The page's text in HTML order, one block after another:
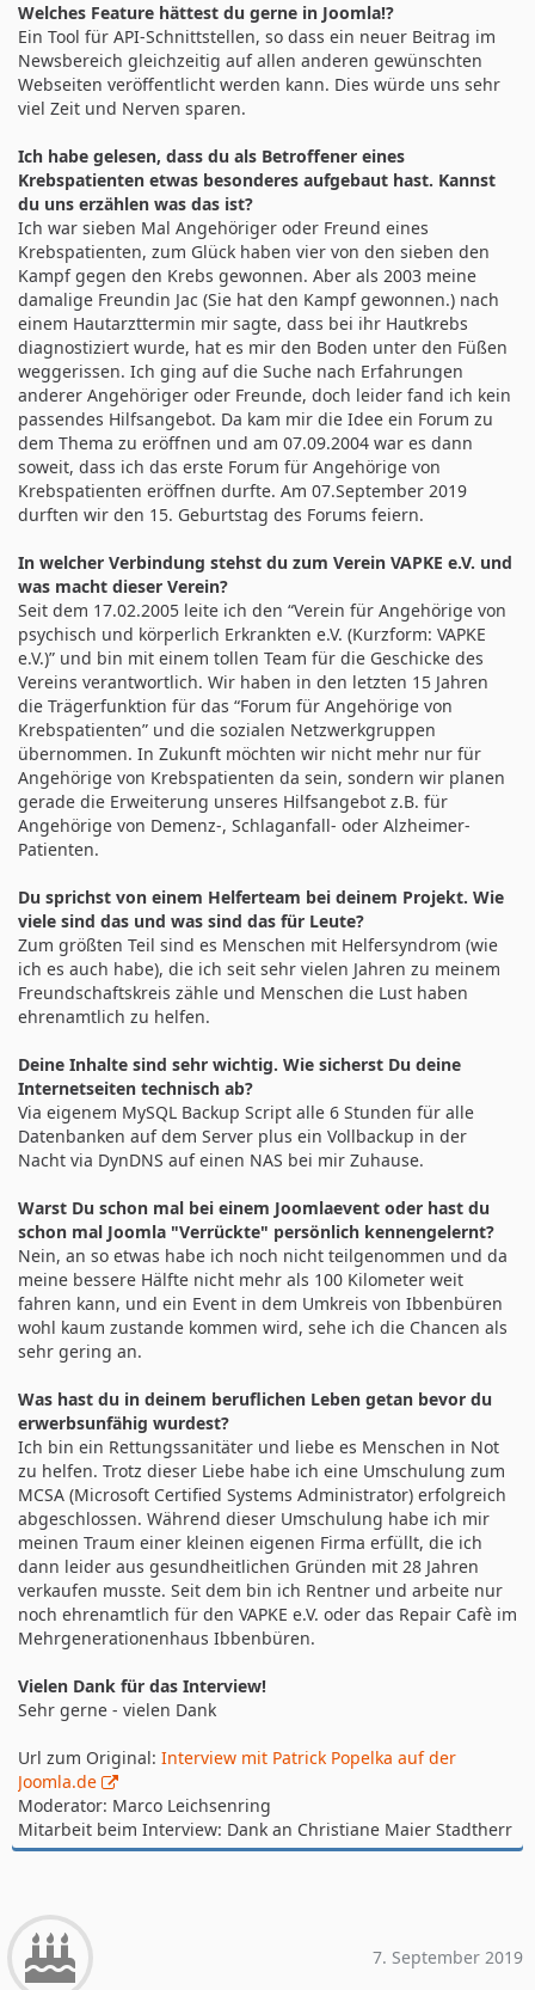
Welches Feature hättest du gerne in Joomla!?
Ein Tool für API-Schnittstellen, so dass ein neuer Beitrag im
Newsbereich gleichzeitig auf allen anderen gewünschten
Webseiten veröffentlicht werden kann. Dies würde uns sehr
viel Zeit und Nerven sparen.
Ich habe gelesen, dass du als Betroffener eines
Krebspatienten etwas besonderes aufgebaut hast. Kannst
du uns erzählen was das ist?
Ich war sieben Mal Angehöriger oder Freund eines
Krebspatienten, zum Glück haben vier von den sieben den
Kampf gegen den Krebs gewonnen. Aber als 2003 meine
damalige Freundin Jac (Sie hat den Kampf gewonnen.) nach
einem Hautarzttermin mir sagte, dass bei ihr Hautkrebs
diagnostiziert wurde, hat es mir den Boden unter den Füßen
weggerissen. Ich ging auf die Suche nach Erfahrungen
anderer Angehöriger oder Freunde, doch leider fand ich kein
passendes Hilfsangebot. Da kam mir die Idee ein Forum zu
dem Thema zu eröffnen und am 07.09.2004 war es dann
soweit, dass ich das erste Forum für Angehörige von
Krebspatienten eröffnen durfte. Am 07.September 2019
durften wir den 15. Geburtstag des Forums feiern.
In welcher Verbindung stehst du zum Verein VAPKE e.V. und
was macht dieser Verein?
Seit dem 17.02.2005 leite ich den “Verein für Angehörige von
psychisch und körperlich Erkrankten e.V. (Kurzform: VAPKE
e.V.)” und bin mit einem tollen Team für die Geschicke des
Vereins verantwortlich. Wir haben in den letzten 15 Jahren
die Trägerfunktion für das “Forum für Angehörige von
Krebspatienten” und die sozialen Netzwerkgruppen
übernommen. In Zukunft möchten wir nicht mehr nur für
Angehörige von Krebspatienten da sein, sondern wir planen
gerade die Erweiterung unseres Hilfsangebot z.B. für
Angehörige von Demenz-, Schlaganfall- oder Alzheimer-
Patienten.
Du sprichst von einem Helferteam bei deinem Projekt. Wie
viele sind das und was sind das für Leute?
Zum größten Teil sind es Menschen mit Helfersyndrom (wie
ich es auch habe), die ich seit sehr vielen Jahren zu meinem
Freundschaftskreis zähle und Menschen die Lust haben
ehrenamtlich zu helfen.
Deine Inhalte sind sehr wichtig. Wie sicherst Du deine
Internetseiten technisch ab?
Via eigenem MySQL Backup Script alle 6 Stunden für alle
Datenbanken auf dem Server plus ein Vollbackup in der
Nacht via DynDNS auf einen NAS bei mir Zuhause.
Warst Du schon mal bei einem Joomlaevent oder hast du
schon mal Joomla "Verrückte" persönlich kennengelernt?
Nein, an so etwas habe ich noch nicht teilgenommen und da
meine bessere Hälfte nicht mehr als 100 Kilometer weit
fahren kann, und ein Event in dem Umkreis von Ibbenbüren
wohl kaum zustande kommen wird, sehe ich die Chancen als
sehr gering an.
Was hast du in deinem beruflichen Leben getan bevor du
erwerbsunfähig wurdest?
Ich bin ein Rettungssanitäter und liebe es Menschen in Not
zu helfen. Trotz dieser Liebe habe ich eine Umschulung zum
MCSA (Microsoft Certified Systems Administrator) erfolgreich
abgeschlossen. Während dieser Umschulung habe ich mir
meinen Traum einer kleinen eigenen Firma erfüllt, die ich
dann leider aus gesundheitlichen Gründen mit 28 Jahren
verkaufen musste. Seit dem bin ich Rentner und arbeite nur
noch ehrenamtlich für den VAPKE e.V. oder das Repair Cafè im
Mehrgenerationenhaus Ibbenbüren.
Vielen Dank für das Interview!
Sehr gerne - vielen Dank
Url zum Original: Interview mit Patrick Popelka auf der
Joomla.de
Moderator: Marco Leichsenring
Mitarbeit beim Interview: Dank an Christiane Maier Stadtherr
7. September 2019